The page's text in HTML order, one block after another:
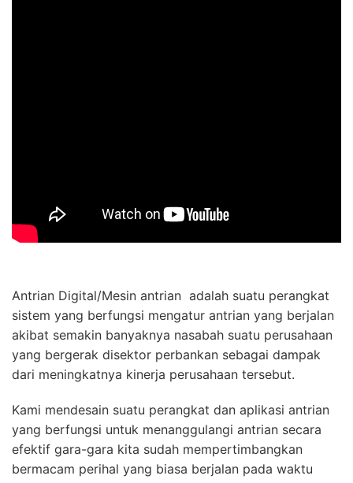
Antrian Digital/Mesin antrian adalah suatu perangkat
sistem yang berfungsi mengatur antrian yang berjalan
akibat semakin banyaknya nasabah suatu perusahaan
yang bergerak disektor perbankan sebagai dampak
dari meningkatnya kinerja perusahaan tersebut.
Kami mendesain suatu perangkat dan aplikasi antrian
yang berfungsi untuk menanggulangi antrian secara
efektif gara-gara kita sudah mempertimbangkan
bermacam perihal yang biasa berjalan pada waktu